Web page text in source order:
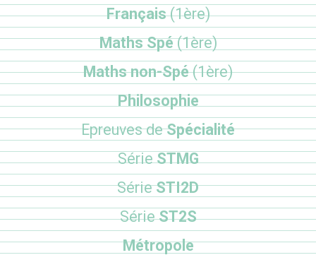
Français(1ère)
Maths Spé(1ère)
Maths non-Spé(1ère)
Philosophie
Epreuves deSpécialité
SérieSTMG
SérieSTI2D
SérieST2S
Métropole